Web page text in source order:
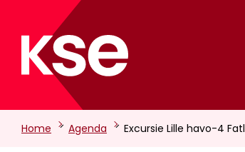
Home -Agenda -Excursie Lille havo-4 Fatl